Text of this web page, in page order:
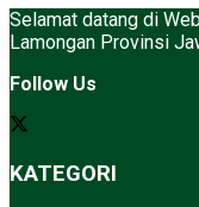
Selamat datang di
Lamongan Provinsi
Follow Us
KATEGORI